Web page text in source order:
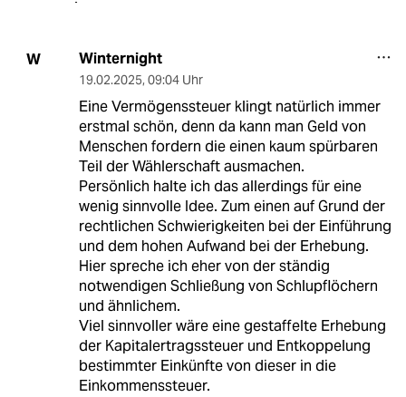
W Winternight
19.02.2025, 09:04 Uhr
Eine Vermögenssteuer klingt natürlich immer
erstmal schön, denn da kann man Geld von
Menschen fordern die einen kaum spürbaren
Teil der Wählerschaft ausmachen.
Persönlich halte ich das allerdings für eine
wenig sinnvolle Idee. Zum einen auf Grund der
rechtlichen Schwierigkeiten bei der Einführung
und dem hohen Aufwand bei der Erhebung.
Hier spreche ich eher von der ständig
notwendigen Schließung von Schlupflöchern
und ähnlichem.
Viel sinnvoller wäre eine gestaffelte Erhebung
der Kapitalertragssteuer und Entkoppelung
bestimmter Einkünfte von dieser in die
Einkommenssteuer.